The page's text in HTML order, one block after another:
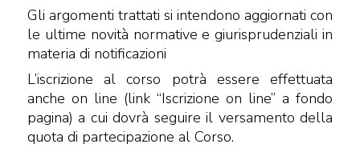
Gli argomenti trattati si intendono aggiornati con
le ultime novità normative e giurisprudenziali in
materia di notificazioni
L’iscrizione al corso potrà essere effettuata
anche on line (link “Iscrizione on line” a fondo
pagina) a cui dovrà seguire il versamento della
quota di partecipazione al Corso.